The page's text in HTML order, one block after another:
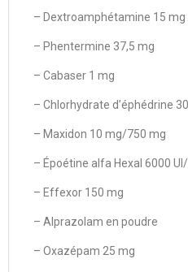
– Dextroamphétamine 15 mg
– Phentermine 37,5 mg
– Cabaser 1 mg
– Chlorhydrate d’éphédrine
– Maxidon 10 mg/750 mg
– Époétine alfa Hexal 6000 UI/
– Effexor 150 mg
– Alprazolam en poudre
– Oxazépam 25 mg